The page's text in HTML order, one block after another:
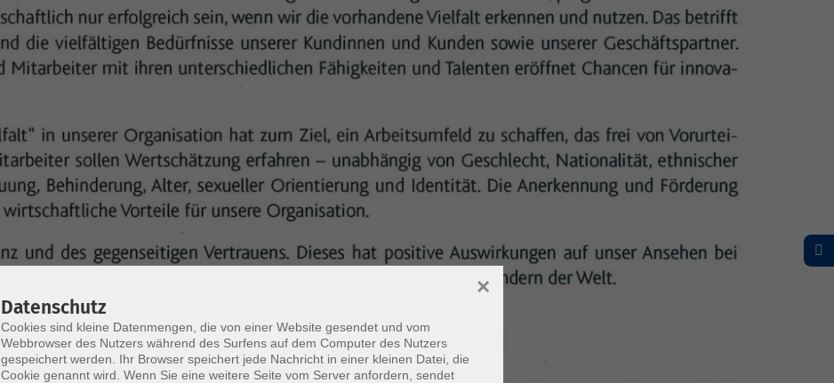
Datenschutz
Cookies sind kleine Datenmengen, die von einer Website gesendet und vom
Webbrowser des Nutzers während des Surfens auf dem Computer des Nutzers
gespeichert werden. Ihr Browser speichert jede Nachricht in einer kleinen Datei, die
Cookie genannt wird. Wenn Sie eine weitere Seite vom Server anfordern, sendet
×